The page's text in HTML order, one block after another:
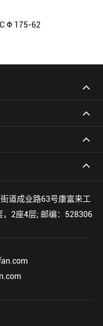
Φ 175-62
道成业路63号康富来工
2座4层; 邮编：528306